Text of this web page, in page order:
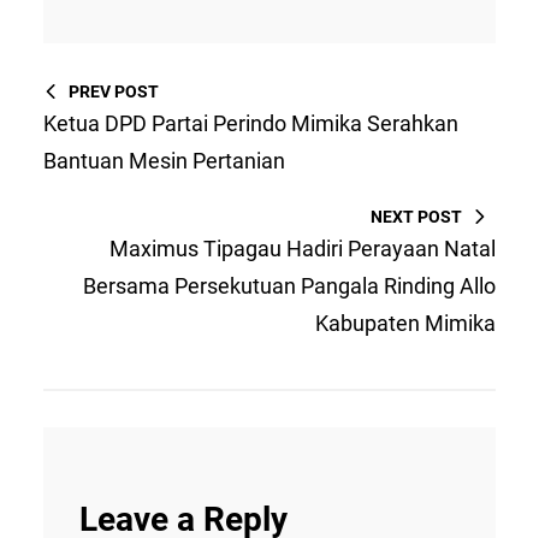
PREV POST
Ketua DPD Partai Perindo Mimika Serahkan
Bantuan Mesin Pertanian
NEXT POST
Maximus Tipagau Hadiri Perayaan Natal
Bersama Persekutuan Pangala Rinding Allo
Kabupaten Mimika
Leave a Reply